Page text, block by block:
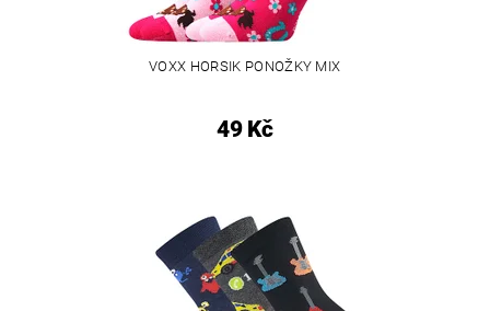
VOXX HORSIK PONOŽKY MIX
49 Kč